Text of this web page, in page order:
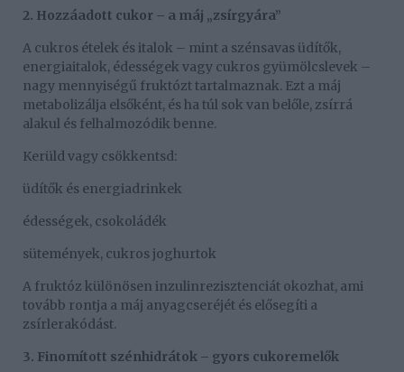
2. Hozzáadott cukor – a máj „zsírgyára”
A cukros ételek és italok – mint a szénsavas üdítők,
energiaitalok, édességek vagy cukros gyümölcslevek –
nagy mennyiségű fruktózt tartalmaznak. Ezt a máj
metabolizálja elsőként, és ha túl sok van belőle, zsírrá
alakul és felhalmozódik benne.
Kerüld vagy csökkentsd:
üdítők és energiadrinkek
édességek, csokoládék
sütemények, cukros joghurtok
A fruktóz különösen inzulinrezisztenciát okozhat, ami
tovább rontja a máj anyagcseréjét és elősegíti a
zsírlerakódást.
3. Finomított szénhidrátok – gyors cukoremelők